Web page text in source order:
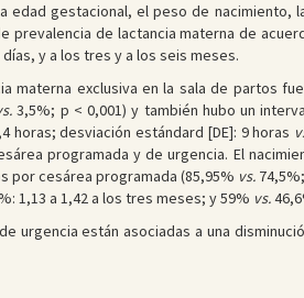
edad gestacional, el peso de nacimiento,
prevalencia de lactancia materna de
y a los tres y a los seis meses.
materna exclusiva en la sala de partos
3,5%; p < 0,001) y también hubo un
horas; desviación estándard [DE]: 9 horas
programada y de urgencia. El
por cesárea programada (85,95% vs.
1,13 a 1,42 a los tres meses; y 59% vs.
urgencia están asociadas a una